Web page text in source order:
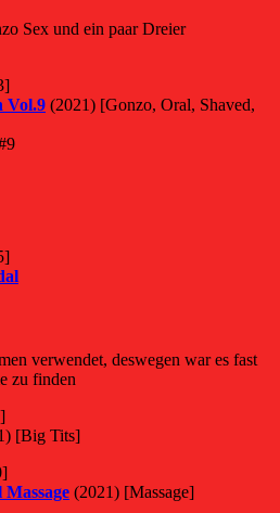
Sex und ein paar Dreier
Vol.9 (2021) [Gonzo, Oral, Shaved,
verwendet, deswegen war es fast
zu finden
[Big Tits]
(2021) [Massage]